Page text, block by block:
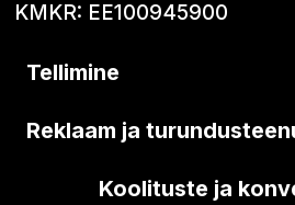
KMKR: EE100945900
Tellimine
Reklaam ja
Koolituste ja